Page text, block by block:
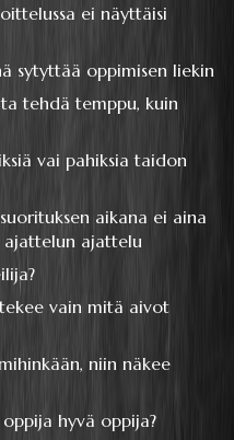
ei näyttäisi
sytyttää oppimisen liekin
tehdä temppu, kuin
vai pahiksia taidon
aikana ei aina
ajattelun ajattelu
vain mitä aivot
niin näkee
hyvä oppija?